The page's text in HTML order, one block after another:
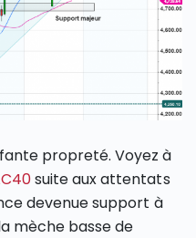
propreté. Voyez à
suite aux attentats
devenue support à
mèche basse de